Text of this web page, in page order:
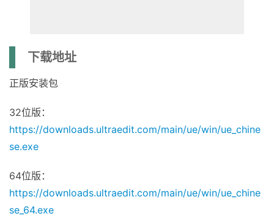
下载地址
正版安装包
32位版：
https://downloads.ultraedit.com/main/ue/win/ue_chine
se.exe
64位版：
https://downloads.ultraedit.com/main/ue/win/ue_chine
se_64.exe